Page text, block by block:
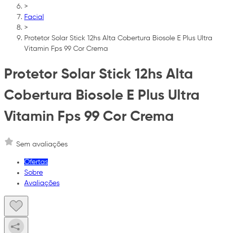
>
Facial
>
Protetor Solar Stick 12hs Alta Cobertura Biosole E Plus Ultra
Vitamin Fps 99 Cor Crema
Protetor Solar Stick 12hs Alta
Cobertura Biosole E Plus Ultra
Vitamin Fps 99 Cor Crema
Sem avaliações
Ofertas
Sobre
Avaliações